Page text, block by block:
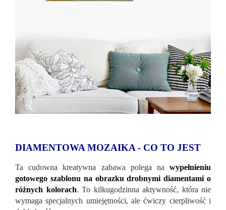
DIAMENTOWA MOZAIKA - CO TO JEST
Ta cudowna kreatywna zabawa polega na wypełnieniu
gotowego szablonu na obrazku drobnymi diamentami o
różnych kolorach. To kilkugodzinna aktywność, która nie
wymaga specjalnych umiejętności, ale ćwiczy cierpliwość i